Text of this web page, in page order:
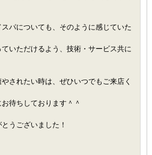
パについても、そのように感じていた
いただけるよう、技術・サービス共に
されたい時は、ぜひいつでもご来店く
待ちしております＾＾
うございました！